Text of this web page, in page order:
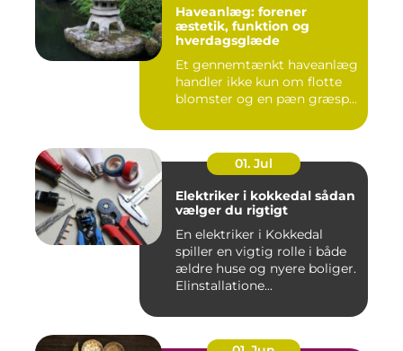
Haveanlæg: forener
æstetik, funktion og
hverdagsglæde
Et gennemtænkt haveanlæg
handler ikke kun om flotte
blomster og en pæn græsp...
01. Jul
Elektriker i kokkedal sådan
vælger du rigtigt
En elektriker i Kokkedal
spiller en vigtig rolle i både
ældre huse og nyere boliger.
Elinstallatione...